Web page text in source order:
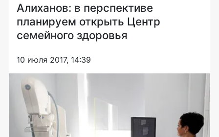
Алиханов: в перспективе
планируем открыть Центр
семейного здоровья
10 июля 2017, 14:39